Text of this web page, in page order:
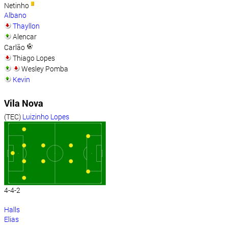
Netinho
Albano
Thayllon
Alencar
Carlão
Thiago Lopes
Wesley Pomba
Kevin
Vila Nova
(TEC) Luizinho Lopes
4-4-2
Halls
Elias